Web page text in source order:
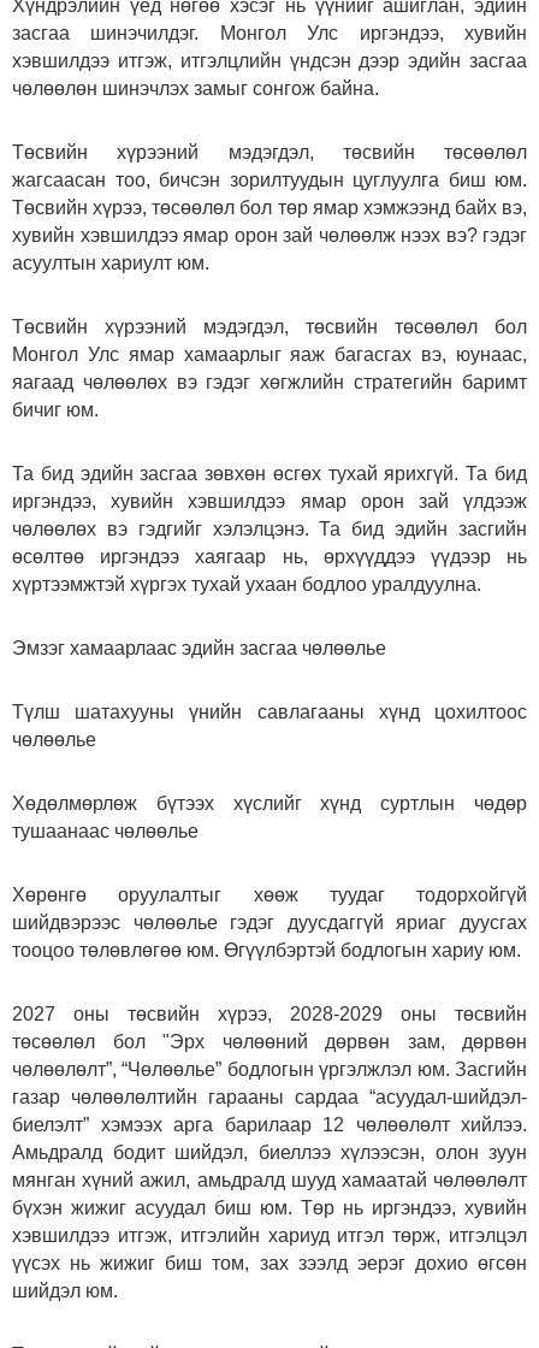
Хүндрэлийн үед нөгөө хэсэг нь үүнийг ашиглан, эдийн
засгаа шинэчилдэг. Монгол Улс иргэндээ, хувийн
хэвшилдээ итгэж, итгэлцлийн үндсэн дээр эдийн засгаа
чөлөөлөн шинэчлэх замыг сонгож байна.
Төсвийн хүрээний мэдэгдэл, төсвийн төсөөлөл
жагсаасан тоо, бичсэн зорилтуудын цуглуулга биш юм.
Төсвийн хүрээ, төсөөлөл бол төр ямар хэмжээнд байх вэ,
хувийн хэвшилдээ ямар орон зай чөлөөлж нээх вэ? гэдэг
асуултын хариулт юм.
Төсвийн хүрээний мэдэгдэл, төсвийн төсөөлөл бол
Монгол Улс ямар хамаарлыг яаж багасгах вэ, юунаас,
яагаад чөлөөлөх вэ гэдэг хөгжлийн стратегийн баримт
бичиг юм.
Та бид эдийн засгаа зөвхөн өсгөх тухай ярихгүй. Та бид
иргэндээ, хувийн хэвшилдээ ямар орон зай үлдээж
чөлөөлөх вэ гэдгийг хэлэлцэнэ. Та бид эдийн засгийн
өсөлтөө иргэндээ хаягаар нь, өрхүүддээ үүдээр нь
хүртээмжтэй хүргэх тухай ухаан бодлоо уралдуулна.
Эмзэг хамаарлаас эдийн засгаа чөлөөлье
Түлш шатахууны үнийн савлагааны хүнд цохилтоос
чөлөөлье
Хөдөлмөрлөж бүтээх хүслийг хүнд суртлын чөдөр
тушаанаас чөлөөлье
Хөрөнгө оруулалтыг хөөж туудаг тодорхойгүй
шийдвэрээс чөлөөлье гэдэг дуусдаггүй яриаг дуусгах
тооцоо төлөвлөгөө юм. Өгүүлбэртэй бодлогын хариу юм.
2027 оны төсвийн хүрээ, 2028-2029 оны төсвийн
төсөөлөл бол "Эрх чөлөөний дөрвөн зам, дөрвөн
чөлөөлөлт”, “Чөлөөлье” бодлогын үргэлжлэл юм. Засгийн
газар чөлөөлөлтийн гарааны сардаа “асуудал-шийдэл-
биелэлт” хэмээх арга барилаар 12 чөлөөлөлт хийлээ.
Амьдралд бодит шийдэл, биеллээ хүлээсэн, олон зуун
мянган хүний ажил, амьдралд шууд хамаатай чөлөөлөлт
бүхэн жижиг асуудал биш юм. Төр нь иргэндээ, хувийн
хэвшилдээ итгэж, итгэлийн хариуд итгэл төрж, итгэлцэл
үүсэх нь жижиг биш том, зах зээлд эерэг дохио өгсөн
шийдэл юм.